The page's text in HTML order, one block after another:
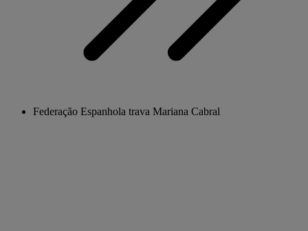
Federação Espanhola trava Mariana Cabral